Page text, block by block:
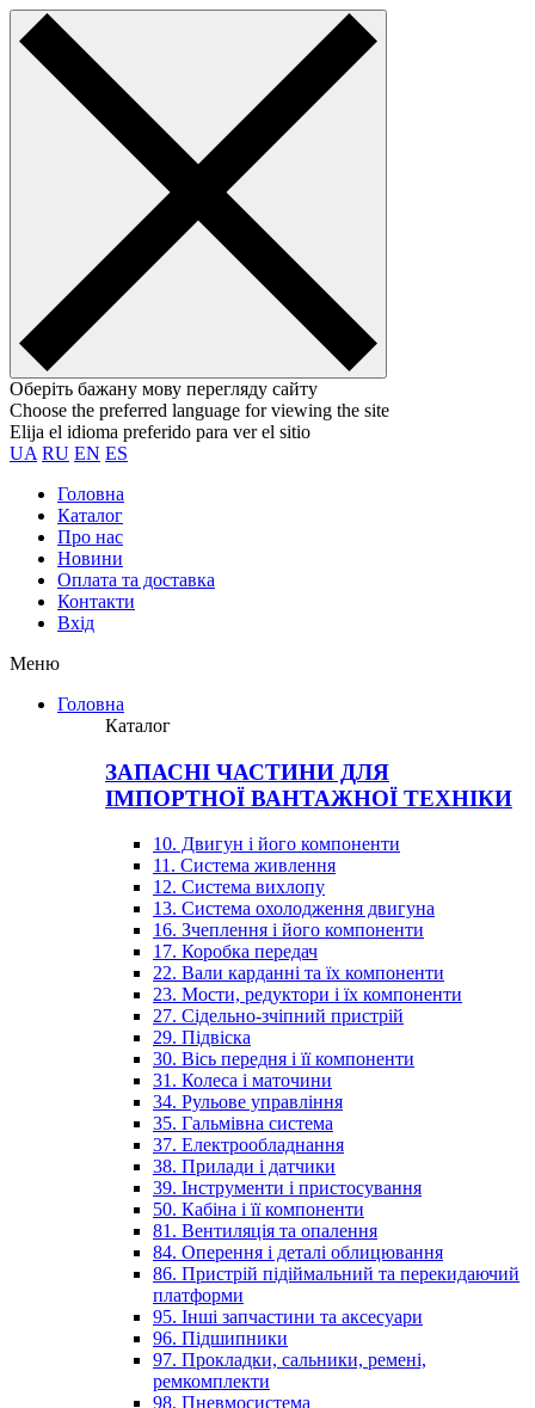
Оберіть бажану мову перегляду сайту
Choose the preferred language for viewing the site
Elija el idioma preferido para ver el sitio
UA RU EN ES
Головна
Каталог
Про нас
Новини
Оплата та доставка
Контакти
Вхiд
Меню
Головна
Каталог
ЗАПАСНІ ЧАСТИНИ ДЛЯ
ІМПОРТНОЇ ВАНТАЖНОЇ ТЕХНІКИ
10. Двигун і його компоненти
11. Система живлення
12. Система вихлопу
13. Система охолодження двигуна
16. Зчеплення і його компоненти
17. Коробка передач
22. Вали карданні та їх компоненти
23. Мости, редуктори і їх компоненти
27. Сідельно-зчіпний пристрій
29. Підвіска
30. Вісь передня і її компоненти
31. Колеса і маточини
34. Рульове управління
35. Гальмівна система
37. Електрообладнання
38. Прилади і датчики
39. Інструменти і пристосування
50. Кабіна і її компоненти
81. Вентиляція та опалення
84. Оперення і деталі облицювання
86. Пристрій підіймальний та перекидаючий
платформи
95. Інші запчастини та аксесуари
96. Підшипники
97. Прокладки, сальники, ремені,
ремкомплекти
98. Пневмосистема